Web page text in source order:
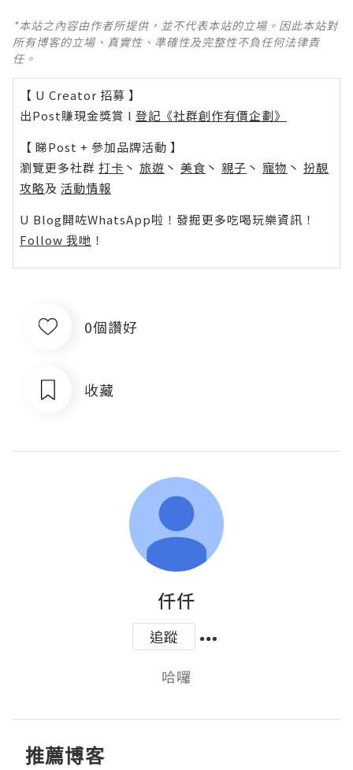
*本站之內容由作者所提供，並不代表本站的立場。因此本站對
所有博客的立場、真實性、準確性及完整性不負任何法律責
任。
【 U Creator 招募 】
出Post賺現金獎賞 l 登記《社群創作有價企劃》
【 睇Post + 參加品牌活動 】
瀏覽更多社群 打卡 丶 旅遊 丶 美食 丶 親子 丶 寵物 丶 扮靚
攻略及 活動情報
U Blog開咗WhatsApp啦！發掘更多吃喝玩樂資訊！
Follow 我哋 ！
0個讚好
收藏
仟仟
追蹤
哈囉
推薦博客